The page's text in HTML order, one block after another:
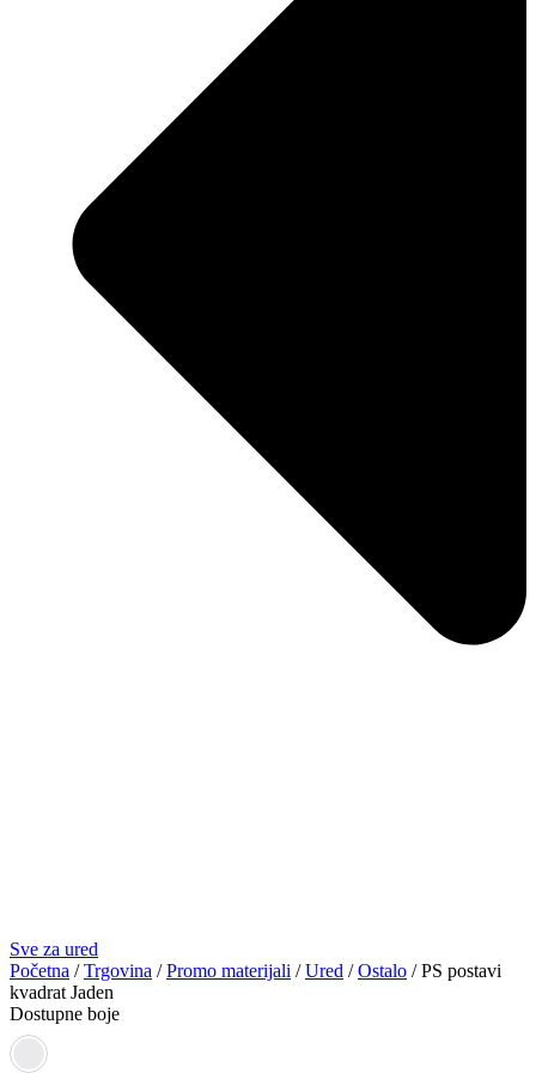
Sve za ured
Početna /Trgovina /Promo materijali /Ured /Ostalo / PS postavi
kvadrat Jaden
Dostupne boje